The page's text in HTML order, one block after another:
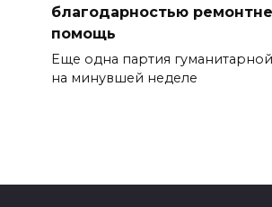
благодарностью
помощь
Еще одна партия
на минувшей неделе